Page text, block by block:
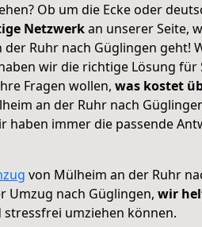
Ob um die Ecke oder
Netzwerkan unserer Seite,
Ruhr nach Güglingen geht!
wir die richtige Lösung für
Fragen wollen, was kostet
an der Ruhr nach
haben immer die passende
von Mülheim an der Ruhr
Umzug nach Güglingen, wir
umziehen können.